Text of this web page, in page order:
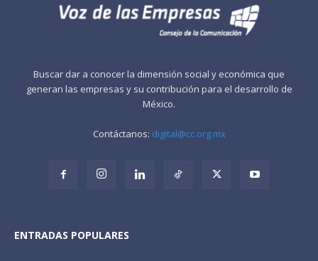
Buscar dar a conocer la dimensión social y económica que
generan las empresas y su contribución para el desarrollo de
México.
Contáctanos: digital@cc.org.mx
ENTRADAS POPULARES